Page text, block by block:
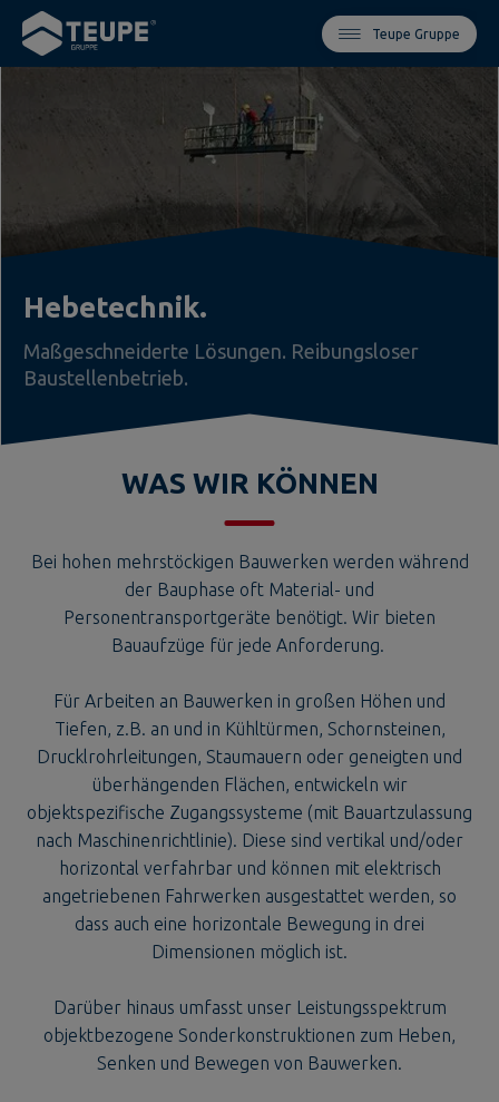
Teupe Gruppe
Hebetechnik.
Maßgeschneiderte Lösungen. Reibungsloser
Baustellenbetrieb.
WAS WIR KÖNNEN
Bei hohen mehrstöckigen Bauwerken werden während
der Bauphase oft Material- und
Personentransportgeräte benötigt. Wir bieten
Bauaufzüge für jede Anforderung.
Für Arbeiten an Bauwerken in großen Höhen und
Tiefen, z.B. an und in Kühltürmen, Schornsteinen,
Drucklrohrleitungen, Staumauern oder geneigten und
überhängenden Flächen, entwickeln wir
objektspezifische Zugangssysteme (mit Bauartzulassung
nach Maschinenrichtlinie). Diese sind vertikal und/oder
horizontal verfahrbar und können mit elektrisch
angetriebenen Fahrwerken ausgestattet werden, so
dass auch eine horizontale Bewegung in drei
Dimensionen möglich ist.
Darüber hinaus umfasst unser Leistungsspektrum
objektbezogene Sonderkonstruktionen zum Heben,
Senken und Bewegen von Bauwerken.